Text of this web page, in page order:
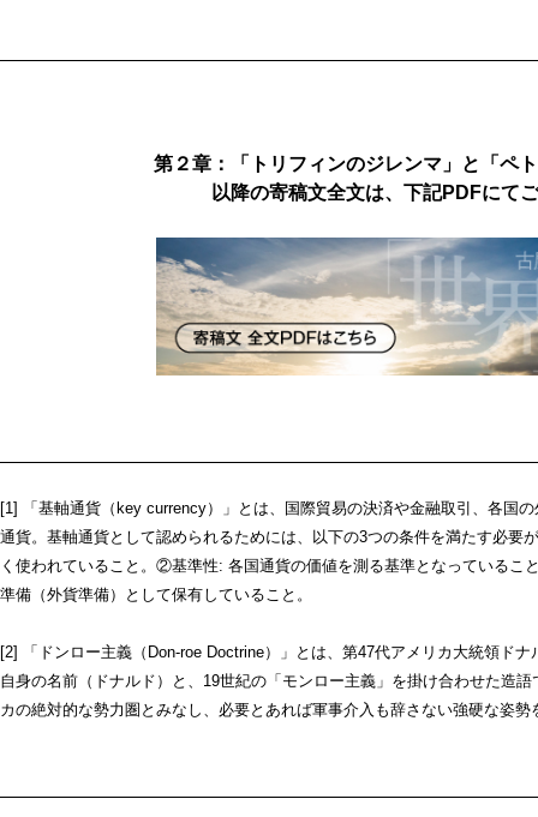
第２章：「トリフィンのジレンマ」と「ペ
以降の寄稿文全文は、下記PDFにて
[1] 「基軸通貨（key currency）」とは、国際貿易の決済や金融取引、各国
通貨。基軸通貨として認められるためには、以下の3つの条件を満たす必
く使われていること。②基準性: 各国通貨の価値を測る基準となっている
準備（外貨準備）として保有していること。
[2] 「ドンロー主義（Don-roe Doctrine）」とは、第47代アメリカ大統領ド
自身の名前（ドナルド）と、19世紀の「モンロー主義」を掛け合わせた造
カの絶対的な勢力圏とみなし、必要とあれば軍事介入も辞さない強硬な姿勢